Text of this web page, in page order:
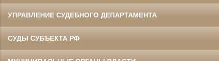
УПРАВЛЕНИЕ СУДЕБНОГО ДЕПАРТАМЕНТА
СУДЫ СУБЪЕКТА РФ